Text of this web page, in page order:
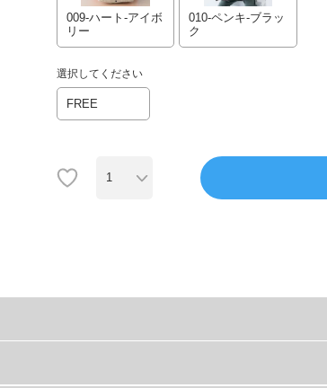
009-ハート-アイボ
リー
010-ペンキ-ブラッ
ク
選択してください
FREE